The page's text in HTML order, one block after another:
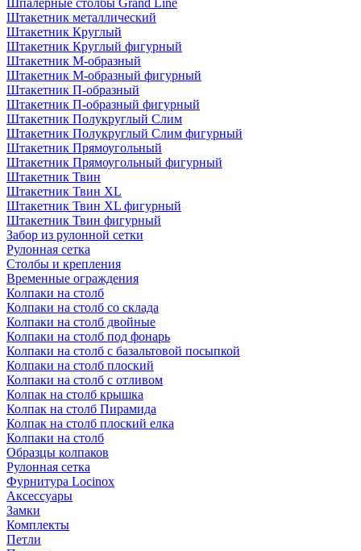
Шпалерные столбы Grand Line
Штакетник металлический
Штакетник Круглый
Штакетник Круглый фигурный
Штакетник М-образный
Штакетник М-образный фигурный
Штакетник П-образный
Штакетник П-образный фигурный
Штакетник Полукруглый Слим
Штакетник Полукруглый Слим фигурный
Штакетник Прямоугольный
Штакетник Прямоугольный фигурный
Штакетник Твин
Штакетник Твин XL
Штакетник Твин XL фигурный
Штакетник Твин фигурный
Забор из рулонной сетки
Рулонная сетка
Столбы и крепления
Временные ограждения
Колпаки на столб
Колпаки на столб со склада
Колпаки на столб двoйные
Колпаки на столб под фонарь
Колпаки на столб с базальтовой посыпкой
Колпаки на столб плоский
Колпаки на столб с отливом
Колпак на столб крышка
Колпак на столб Пирамида
Колпак на столб плоский елка
Колпаки на столб
Образцы колпаков
Рулонная сетка
Фурнитура Locinox
Аксессуары
Замки
Комплекты
Петли